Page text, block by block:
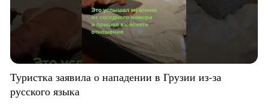
Туристка заявила о нападении в Грузии из-за
русского языка